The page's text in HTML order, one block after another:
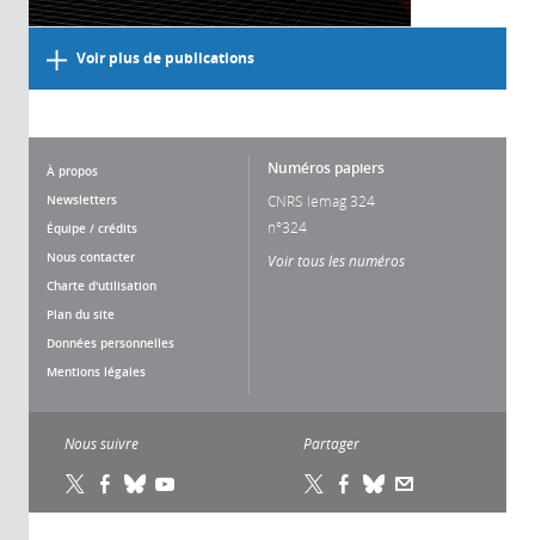
Voir plus de publications
À propos
Newsletters
Équipe / crédits
Nous contacter
Charte d'utilisation
Plan du site
Données personnelles
Mentions légales
Numéros papiers
CNRS lemag 324
n°324
Voir tous les numéros
Nous suivre Partager
La gestion des
cookies